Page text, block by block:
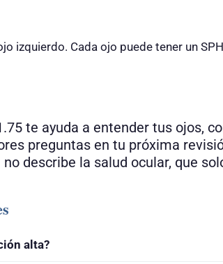
izquierdo. Cada ojo puede tener un
te ayuda a entender tus ojos,
preguntas en tu próxima
describe la salud ocular, que
alta?